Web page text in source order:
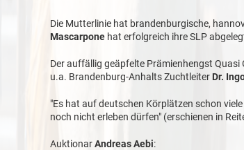
Die Mutterlinie hat brandenburgische,
Mascarpone hat erfolgreich ihre SLP
Der auffällig geäpfelte Prämienhengst
u.a. Brandenburg-Anhalts Zuchtleiter Dr.
"Es hat auf deutschen Körplätzen schon
noch nicht erleben dürfen" (erschienen in
AuktionarAndreas Aebi: